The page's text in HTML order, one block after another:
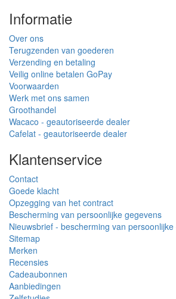
Informatie
Over ons
Terugzenden van goederen
Verzending en betaling
Veilig online betalen GoPay
Voorwaarden
Werk met ons samen
Groothandel
Wacaco - geautoriseerde dealer
Cafelat - geautoriseerde dealer
Klantenservice
Contact
Goede klacht
Opzegging van het contract
Bescherming van persoonlijke gegevens
Nieuwsbrief - bescherming van
Sitemap
Merken
Recensies
Cadeaubonnen
Aanbiedingen